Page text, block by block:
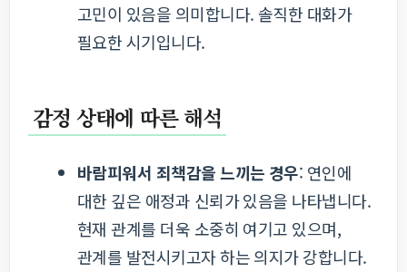
고민이 있음을 의미합니다. 솔직한 대화가
필요한 시기입니다.
감정 상태에 따른 해석
바람피워서 죄책감을 느끼는 경우: 연인에
대한 깊은 애정과 신뢰가 있음을 나타냅니다.
현재 관계를 더욱 소중히 여기고 있으며,
관계를 발전시키고자 하는 의지가 강합니다.